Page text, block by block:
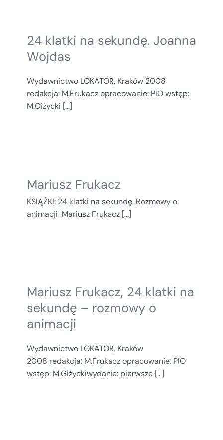
24 klatki na sekundę. Joanna
Wojdas
Wydawnictwo LOKATOR, Kraków 2008
redakcja: M.Frukacz opracowanie: PIO wstęp:
M.Giżycki [...]
Mariusz Frukacz
KSIĄŻKI: 24 klatki na sekundę. Rozmowy o
animacji Mariusz Frukacz [...]
Mariusz Frukacz, 24 klatki na
sekundę – rozmowy o
animacji
Wydawnictwo LOKATOR, Kraków
2008 redakcja: M.Frukacz opracowanie: PIO
wstęp: M.Giżyckiwydanie: pierwsze [...]